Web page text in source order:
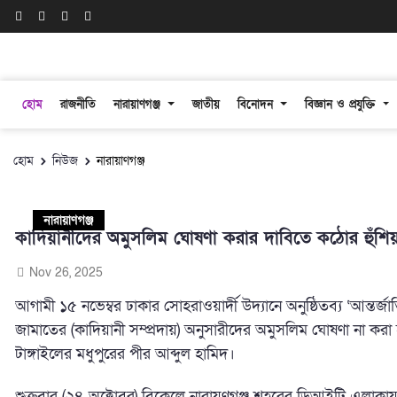
হোম রাজনীতি নারায়াণগঞ্জ জাতীয় বিনোদন বিজ্ঞান ও প্রযুক্তি
হোম নিউজ নারায়াণগঞ্জ
নারায়াণগঞ্জ
কাদিয়ানীদের অমুসলিম ঘোষণা করার দাবিতে কঠোর
Nov 26, 2025
আগামী ১৫ নভেম্বর ঢাকার সোহরাওয়ার্দী উদ্যানে অনুষ্ঠিতব্য
জামাতের (কাদিয়ানী সম্প্রদায়) অনুসারীদের অমুসলিম ঘোষণা না
টাঙ্গাইলের মধুপুরের পীর আব্দুল হামিদ।